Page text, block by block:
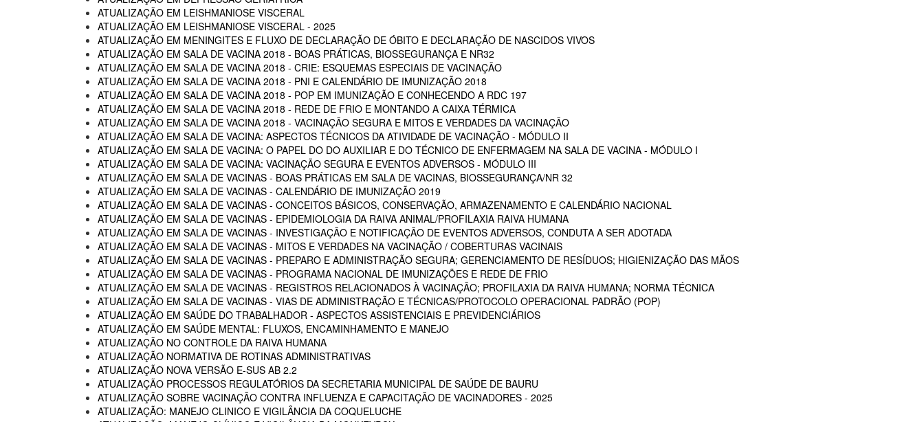
ATUALIZAÇÃO EM LEISHMANIOSE VISCERAL
ATUALIZAÇÃO EM LEISHMANIOSE VISCERAL - 2025
ATUALIZAÇÃO EM MENINGITES E FLUXO DE DECLARAÇÃO DE ÓBITO E DECLARAÇÃO DE NASCIDOS VIVOS
ATUALIZAÇÃO EM SALA DE VACINA 2018 - BOAS PRÁTICAS, BIOSSEGURANÇA E NR32
ATUALIZAÇÃO EM SALA DE VACINA 2018 - CRIE: ESQUEMAS ESPECIAIS DE VACINAÇÃO
ATUALIZAÇÃO EM SALA DE VACINA 2018 - PNI E CALENDÁRIO DE IMUNIZAÇÃO 2018
ATUALIZAÇÃO EM SALA DE VACINA 2018 - POP EM IMUNIZAÇÃO E CONHECENDO A RDC 197
ATUALIZAÇÃO EM SALA DE VACINA 2018 - REDE DE FRIO E MONTANDO A CAIXA TÉRMICA
ATUALIZAÇÃO EM SALA DE VACINA 2018 - VACINAÇÃO SEGURA E MITOS E VERDADES DA VACINAÇÃO
ATUALIZAÇÃO EM SALA DE VACINA: ASPECTOS TÉCNICOS DA ATIVIDADE DE VACINAÇÃO - MÓDULO II
ATUALIZAÇÃO EM SALA DE VACINA: O PAPEL DO DO AUXILIAR E DO TÉCNICO DE ENFERMAGEM NA SALA DE VACINA - MÓDULO I
ATUALIZAÇÃO EM SALA DE VACINA: VACINAÇÃO SEGURA E EVENTOS ADVERSOS - MÓDULO III
ATUALIZAÇÃO EM SALA DE VACINAS - BOAS PRÁTICAS EM SALA DE VACINAS, BIOSSEGURANÇA/NR 32
ATUALIZAÇÃO EM SALA DE VACINAS - CALENDÁRIO DE IMUNIZAÇÃO 2019
ATUALIZAÇÃO EM SALA DE VACINAS - CONCEITOS BÁSICOS, CONSERVAÇÃO, ARMAZENAMENTO E CALENDÁRIO NACIONAL
ATUALIZAÇÃO EM SALA DE VACINAS - EPIDEMIOLOGIA DA RAIVA ANIMAL/PROFILAXIA RAIVA HUMANA
ATUALIZAÇÃO EM SALA DE VACINAS - INVESTIGAÇÃO E NOTIFICAÇÃO DE EVENTOS ADVERSOS, CONDUTA A SER ADOTADA
ATUALIZAÇÃO EM SALA DE VACINAS - MITOS E VERDADES NA VACINAÇÃO / COBERTURAS VACINAIS
ATUALIZAÇÃO EM SALA DE VACINAS - PREPARO E ADMINISTRAÇÃO SEGURA; GERENCIAMENTO DE RESÍDUOS; HIGIENIZAÇÃO DAS MÃOS
ATUALIZAÇÃO EM SALA DE VACINAS - PROGRAMA NACIONAL DE IMUNIZAÇÕES E REDE DE FRIO
ATUALIZAÇÃO EM SALA DE VACINAS - REGISTROS RELACIONADOS À VACINAÇÃO; PROFILAXIA DA RAIVA HUMANA; NORMA TÉCNICA
ATUALIZAÇÃO EM SALA DE VACINAS - VIAS DE ADMINISTRAÇÃO E TÉCNICAS/PROTOCOLO OPERACIONAL PADRÃO (POP)
ATUALIZAÇÃO EM SAÚDE DO TRABALHADOR - ASPECTOS ASSISTENCIAIS E PREVIDENCIÁRIOS
ATUALIZAÇÃO EM SAÚDE MENTAL: FLUXOS, ENCAMINHAMENTO E MANEJO
ATUALIZAÇÃO NO CONTROLE DA RAIVA HUMANA
ATUALIZAÇÃO NORMATIVA DE ROTINAS ADMINISTRATIVAS
ATUALIZAÇÃO NOVA VERSÃO E-SUS AB 2.2
ATUALIZAÇÃO PROCESSOS REGULATÓRIOS DA SECRETARIA MUNICIPAL DE SAÚDE DE BAURU
ATUALIZAÇÃO SOBRE VACINAÇÃO CONTRA INFLUENZA E CAPACITAÇÃO DE VACINADORES - 2025
ATUALIZAÇÃO: MANEJO CLINICO E VIGILÂNCIA DA COQUELUCHE